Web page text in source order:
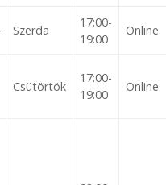
Szerda
17:00-
19:00
Online
Csütörtök
17:00-
19:00
Online